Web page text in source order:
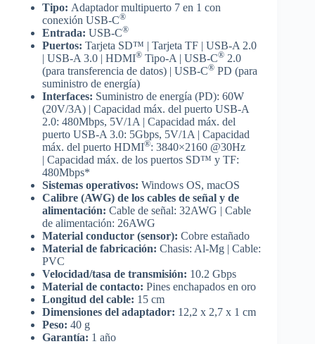
Tipo: Adaptador multipuerto 7 en 1 con
conexión USB-C®
Entrada: USB-C®
Puertos: Tarjeta SD™ | Tarjeta TF | USB-A 2.0
| USB-A 3.0 | HDMI® Tipo-A | USB-C® 2.0
(para transferencia de datos) | USB-C® PD (para
suministro de energía)
Interfaces: Suministro de energía (PD): 60W
(20V/3A) | Capacidad máx. del puerto USB-A
2.0: 480Mbps, 5V/1A | Capacidad máx. del
puerto USB-A 3.0: 5Gbps, 5V/1A | Capacidad
máx. del puerto HDMI®: 3840×2160 @30Hz
| Capacidad máx. de los puertos SD™ y TF:
480Mbps*
Sistemas operativos: Windows OS, macOS
Calibre (AWG) de los cables de señal y de
alimentación: Cable de señal: 32AWG | Cable
de alimentación: 26AWG
Material conductor (sensor): Cobre estañado
Material de fabricación: Chasis: Al-Mg | Cable:
PVC
Velocidad/tasa de transmisión: 10.2 Gbps
Material de contacto: Pines enchapados en oro
Longitud del cable: 15 cm
Dimensiones del adaptador: 12,2 x 2,7 x 1 cm
Peso: 40 g
Garantía: 1 año